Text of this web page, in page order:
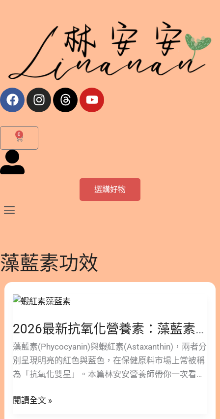
F
a
e
b
o
o
k
I
n
t
T
h
Y
o
0
購
物
籃
選購好物
藻藍素功效
2026最新抗氧化營養素：藻藍素與蝦紅素哪個好？功效實證、適用族群與挑選懶人包
藻藍素(Phycocyanin)與蝦紅素(Astaxanthin)，兩者分
別呈現明亮的紅色與藍色，在保健原料市場上常被稱
為「抗氧化雙星」。本篇林安安營養師帶你一次看懂
康功效，以及該如何挑選最適合自己的抗氧化營養
最
抗
氧
化
營
素：
閱讀全文 »